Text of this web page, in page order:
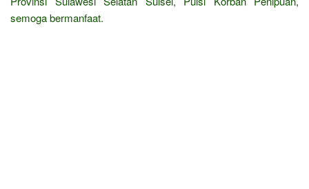
semoga bermanfaat.